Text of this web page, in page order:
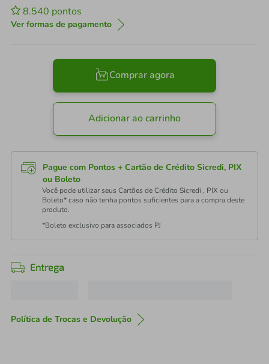
8.540 pontos
Ver formas de pagamento
Comprar agora
Adicionar ao carrinho
Pague com Pontos + Cartão de Crédito Sicredi, PIX
ou Boleto
Você pode utilizar seus Cartões de Crédito Sicredi , PIX ou
Boleto* caso não tenha pontos suficientes para a compra deste
produto.
*Boleto exclusivo para associados PJ
Entrega
Política de Trocas e Devolução